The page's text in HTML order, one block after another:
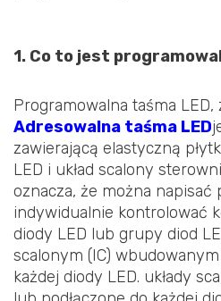
1. Co to jest
Programowalna taśma
Adresowalna taśma LED
zawierającą elastyczną
LED i układ scalony
oznacza, że można
indywidualnie kontrolować
diody LED lub grupy diod
scalonym (IC)
każdej diody LED. układy